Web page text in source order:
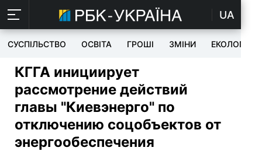
UA
СУСПІЛЬСТВО ОСВІТА ГРОШІ ЗМІНИ ЕКОЛОГІЯ
КГГА инициирует
рассмотрение действий
главы "Киевэнерго" по
отключению соцобъектов от
энергообеспечения